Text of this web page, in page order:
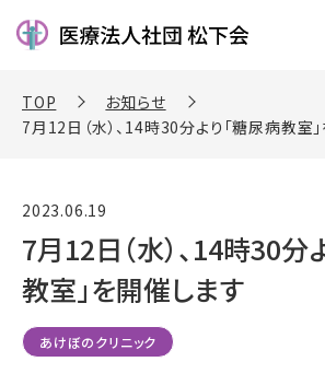
TOP
お知らせ
7月12日（水）、14時30分より「糖尿病教室
2023.06.19
7月12日（水）、14時30分
教室」を開催します
あけぼのクリニック